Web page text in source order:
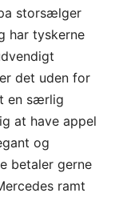
storsælger
har tyskerne
det uden for
en særlig
at have appel
og
betaler gerne
ramt